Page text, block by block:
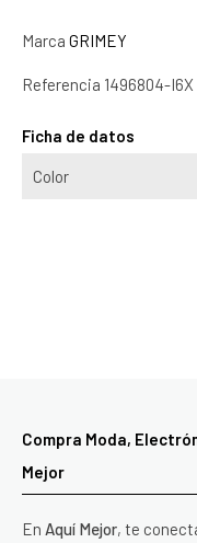
Marca GRIMEY
Referencia 1496804-I6X
Ficha de datos
Color
Compra Moda,
Mejor
En Aquí Mejor, te